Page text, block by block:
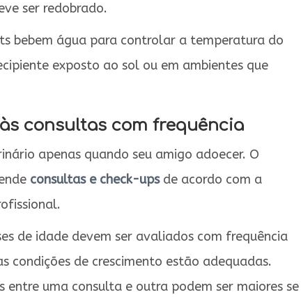
ser redobrado.
bebem água para controlar a temperatura do
exposto ao sol ou em ambientes que
consultas com frequência
apenas quando seu amigo adoecer. O
consultas e check-upsde acordo com a
de idade devem ser avaliados com frequência
condições de crescimento estão adequadas.
uma consulta e outra podem ser maiores se